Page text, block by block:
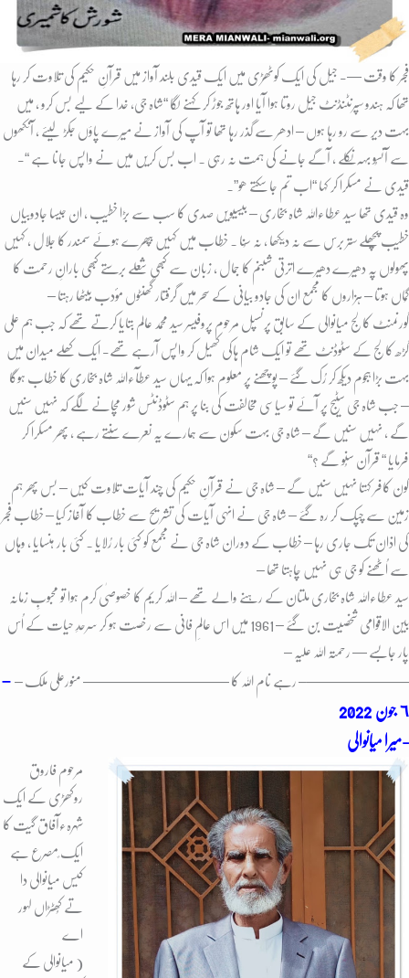
فجر کا وقت —- جیل کی ایک کوٹھڑی میں ایک قیدی بلند آواز میں قرآنِ حکیم کی تلاوت کر رہا
تھا کہ ہندو سپرنٹنڈنٹ جیل روتا ہوا آیا اور ہاتھ جوڑ کر کہنے لگا “شاہ جی، خدا کے لیے بس کرو ، میں
بہت دیر سے رو رہا ہوں – ادھر سے گذر رہا تھا تو آپ کی آواز نے میرے پاؤں جکڑ لیئے ، آنکھوں
سے آنسُو بہہ نکلے ، آگے جانے کی ہمت نہ رہی ۔ اب بس کریں میں نے واپس جانا ہے “-
قیدی نے مسکرا کر کہا “اب تم جا سکتے ھو”۔
وہ قیدی تھا سید عطاءاللہ شاہ بخاری – بیسیویں صدی کا سب سے بڑا خطیب ، ان جیسا جادوبیاں
خطیب پچھلے ستر برس سے نہ دیکھا ، نہ سُنا ۔ خطاب میں کہیں بپھرے ہوئے سمندر کا جلال ، کہیں
پھولوں پہ دھیرے دھیرے اترتی شبنم کا جمال ، زبان سے کبھی شعلے برستے کبھی بارانِ رحمت کا
گُماں ہوتا – ہزاروں کا مجمع ان کی جادو بیانی کے سحر میں گرفتار گھنٹوں مؤدب بیٹھا رہتا –
گورنمنٹ کالج میانوالی کے سابق پرنسپل مرحوم پروفیسر سید محمد عالم بتایا کرتے تھے کہ جب ہم علی
گڑھ کالج کے سٹوڈنٹ تھے تو ایک شام ہاکی کھیل کر واپس آرہے تھے- ایک کھلے میدان میں
بہت بڑا ہجوم دیکھ کر رُک گئے – پوچھنے پر معلوم ہوا کہ یہاں سید عطآءاللہ شاہ بخاری کا خطاب ہوگا
– جب شاہ جی سٹیج پر آئے تو سیاسی مخالفت کی بنا پر ہم سٹوڈنٹس شور مچانے لگے کہ نہیں سنیں
گے ، نہیں سنیں گے – شاہ جی بہت سکون سے ہمارے یہ نعرے سُنتے رہے ، پھر مسکرا کر
فرمایا “ قرآن سُنو گے ؟“
کون کافر کہتا نہیں سنیں گے – شاہ جی نے قرآنِ حکیم کی چند آیات تلاوت کیں – بس پھر ہم
زمین سے چپک کر رہ گئے – شاہ جی نے انہی آیات کی تشریح سے خطاب کا آغاز کیا – خطاب فجر
کی اذان تک جاری رہا – خطاب کے دوران شاہ جی نے مجمع کو کئی بار رُلایا ۔ کئی بار ہنسایا ، وہاں
سے اُٹھنے کو جی ہی نہیں چاہتا تھا –
سید عطاءاللہ شاہ بخاری ملتان کے رہنے والے تھے – اللہ کریم کا خصوصٰی کرم ہوا تو محبوبِ زمانہ
بین الاقوامی شخصیت بن گئے – 1961 میں اس عالمِ فانی سے رخصت ہو کر سرحدِ حیات کے اُس
پار جابسے — رحمتہ اللہ علیہ –
———————– رہے نام اللہ کا —————————— منورعلی ملک – –
٦ جون 2022
میرا میانوالی-
مرحوم فاروق
روکھڑی کے ایک
شہرہءآفاق گیت کا
ایک ًمصرع ہے
کیس میانوالی دا
تے کُھٹڑاں لہور
اے
( میانوالی کے